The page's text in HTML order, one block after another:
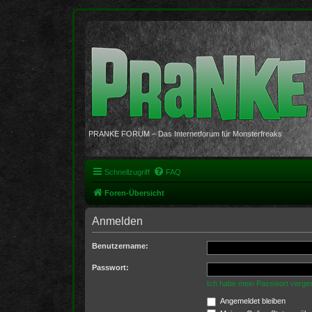
PRANKE FORUM – Das Internetforum für Monsterfreaks
Schnellzugriff FAQ
Foren-Übersicht
Anmelden
Benutzername:
Passwort:
Ich habe mein Passwort
Angemeldet bleiben